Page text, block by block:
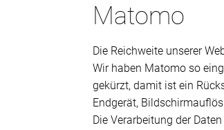
Matomo
Die Reichweite unserer
Wir haben Matomo so
gekürzt, damit ist ein
Endgerät,
Die Verarbeitung der